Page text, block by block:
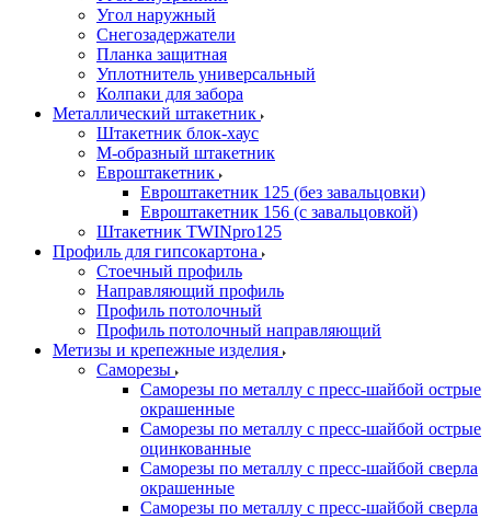
Угол наружный
Снегозадержатели
Планка защитная
Уплотнитель универсальный
Колпаки для забора
Металлический штакетник
Штакетник блок-хаус
М-образный штакетник
Евроштакетник
Евроштакетник 125 (без завальцовки)
Евроштакетник 156 (с завальцовкой)
Штакетник TWINpro125
Профиль для гипсокартона
Стоечный профиль
Направляющий профиль
Профиль потолочный
Профиль потолочный направляющий
Метизы и крепежные изделия
Саморезы
Саморезы по металлу с пресс-шайбой острые
окрашенные
Саморезы по металлу с пресс-шайбой острые
оцинкованные
Саморезы по металлу с пресс-шайбой сверла
окрашенные
Саморезы по металлу с пресс-шайбой сверла